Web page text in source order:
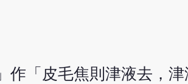
作「皮毛焦則津液去，